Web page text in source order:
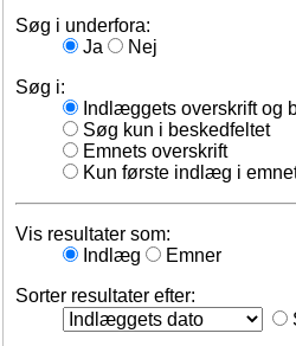
Søg i underfora:
Ja
Nej
Søg i:
Indlæggets overskrift og
Søg kun i beskedfeltet
Emnets overskrift
Kun første indlæg i
Vis resultater som:
Indlæg
Emner
Sorter resultater efter: